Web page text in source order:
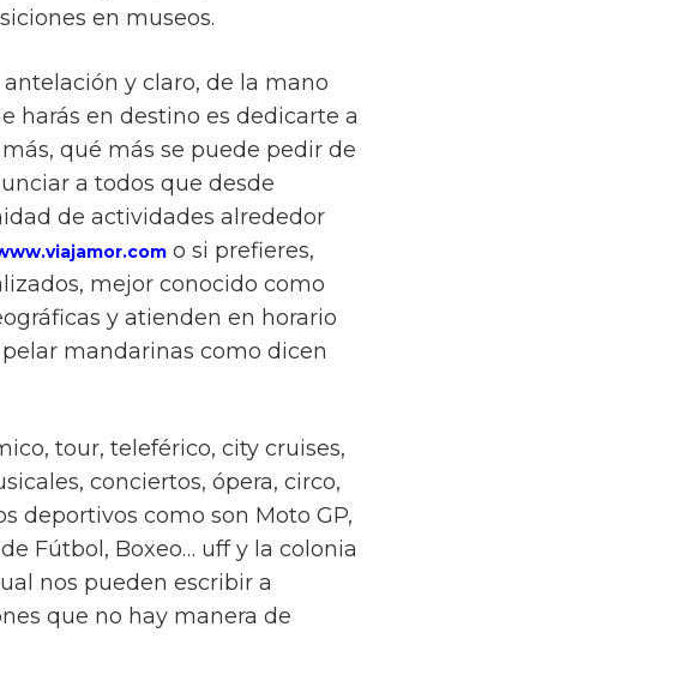
en museos.
y claro, de la mano
harás en destino es dedicarte a
qué más se puede pedir de
a todos que desde
de actividades alrededor
o si prefieres,
mejor conocido como
y atienden en horario
mandarinas como dicen
tour, teleférico, city cruises,
conciertos, ópera, circo,
deportivos como son Moto GP,
Fútbol, Boxeo… uff y la colonia
nos pueden escribir a
que no hay manera de